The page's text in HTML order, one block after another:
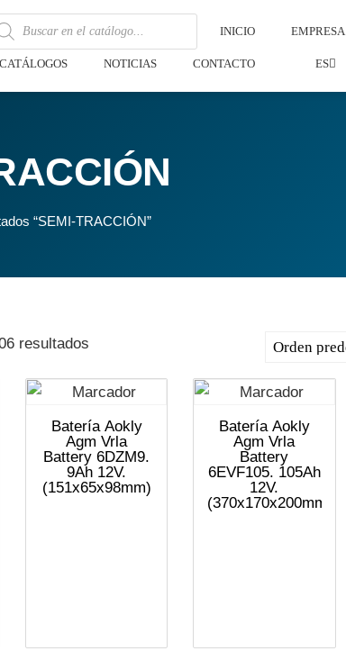
INICIO EMPRESA
CATÁLOGOS NOTICIAS CONTACTO ES
“SEMI-TRACCIÓN”
resultados
Batería Aokly
Agm Vrla
Battery 6DZM9.
9Ah 12V.
(151x65x98mm)
Batería Aokly
Agm Vrla
Battery
6EVF105. 105Ah
12V.
(370x170x200mm)